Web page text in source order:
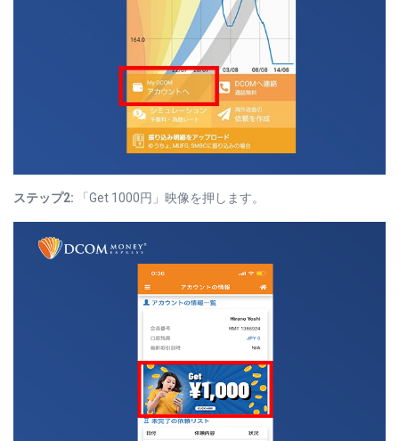
ステップ2: 「Get 1000円」映像を押します。